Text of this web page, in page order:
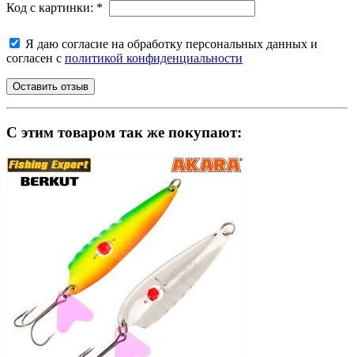
Код с картинки: *
Я даю согласие на обработку персональных данных и
согласен с политикой конфиденциальности
C этим товаром так же покупают: